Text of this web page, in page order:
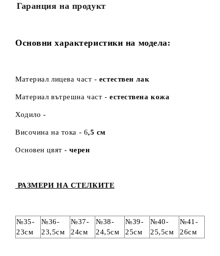
Гаранция на продукт
Основни характеристики на модела:
Материал лицева част - естествен лак
Материал вътрешна част - естествена кожа
Ходило -
Височина на тока - 6,5 см
Основен цвят -черен
РАЗМЕРИ НА СТЕЛКИТЕ
№35-
23см
№36-
23,5см
№37-
24см
№38-
24,5см
№39-
25см
№40-
25,5см
№41-
26см